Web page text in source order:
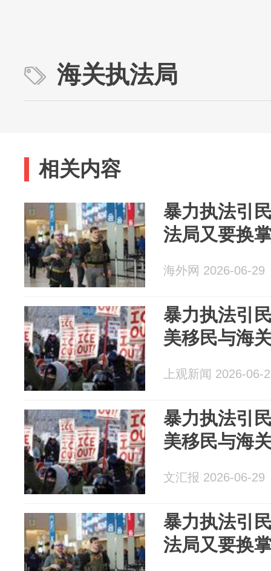
海关执法局
相关内容
暴力执法引
法局又要换
海外网 2026-06-29
暴力执法引
美移民与海
上观新闻 2026-06-
暴力执法引
美移民与海
文汇报 2026-06-29
暴力执法引
法局又要换